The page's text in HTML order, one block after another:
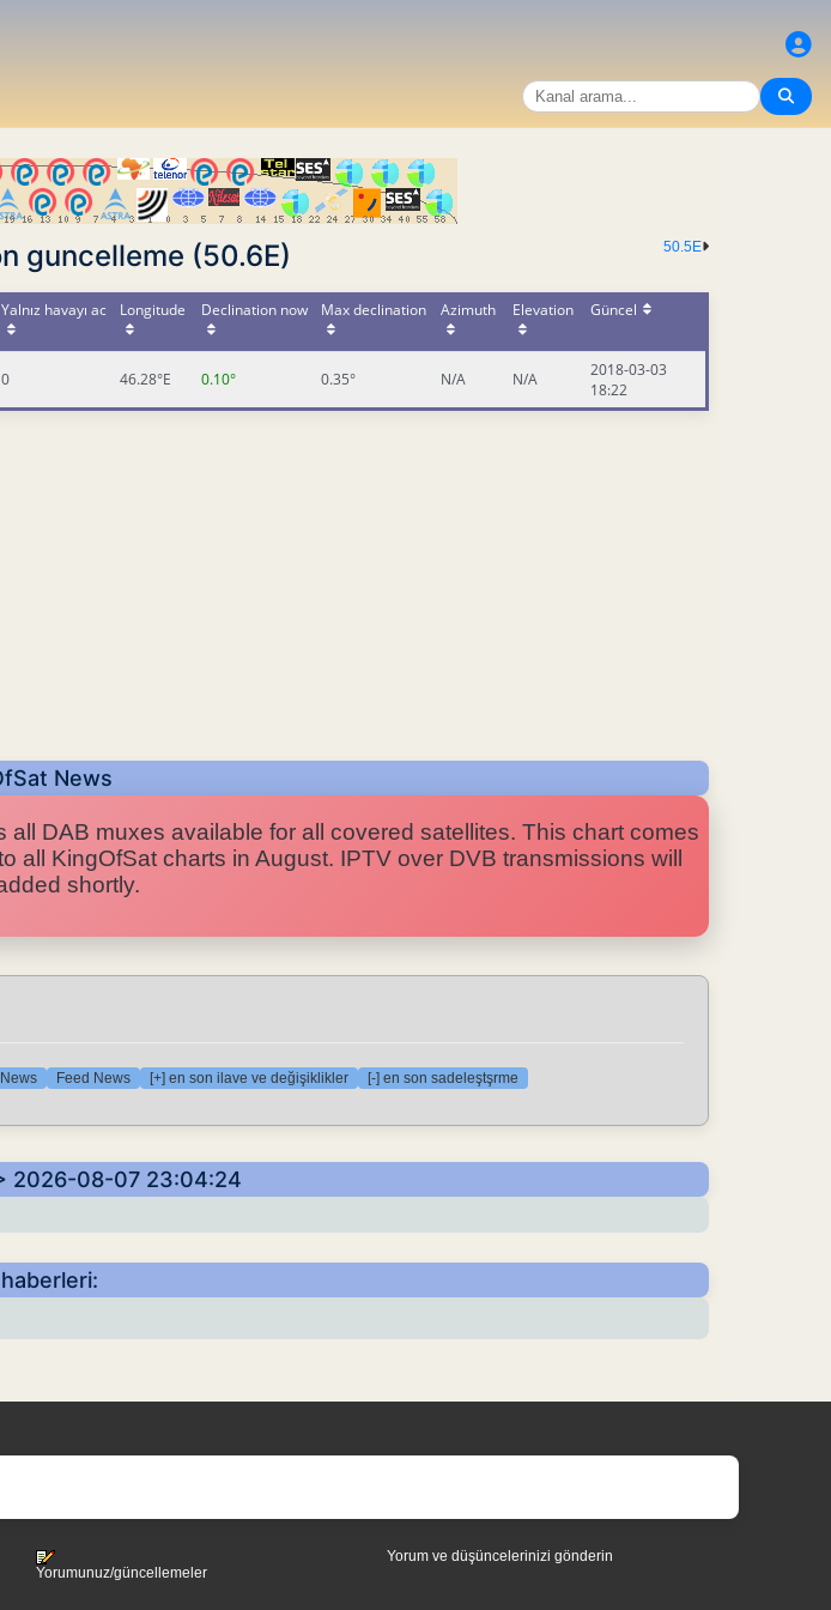
50.5E
guncelleme (50.6E)
Yalnız havayı ac Longitude Declination now Max declination Azimuth Elevation Güncel
0 46.28°E 0.10° 0.35° N/A N/A
2018-03-03
18:22
News
all DAB muxes available for all covered satellites. This chart comes
all KingOfSat charts in August. IPTV over DVB transmissions will
shortly.
Feed News [+] en son ilave ve değişiklikler [-] en son sadeleştşrme
2026-08-07 23:04:24
Yorumunuz/güncellemeler
Yorum ve düşüncelerinizi gönderin